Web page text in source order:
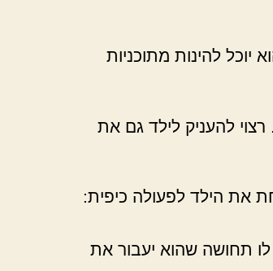
להינות מתוכניות
. רצוי להעניק לילד גם את
את הילד לפעולה כיפית:
תחושה שהוא יעבור את